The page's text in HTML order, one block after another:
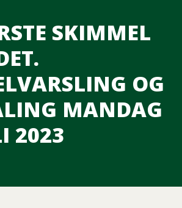
SKIMMEL
OG
MANDAG
2023